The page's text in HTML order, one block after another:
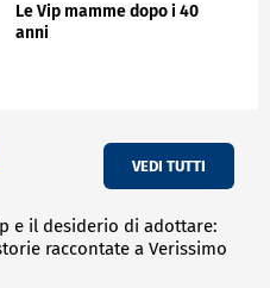
Le Vip mamme dopo i 40
anni
VEDI TUTTI
e il desiderio di adottare:
raccontate a Verissimo